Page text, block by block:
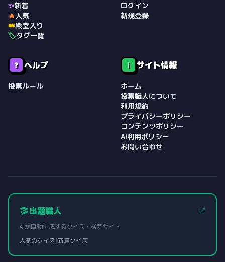
✨新着
🔥人気
👑殿堂入り
🏷️タグ一覧
ログイン
新規登録
❓ ヘルプ
投票ルール
ℹ️ サイト情報
ホーム
投票職人について
利用規約
プライバシーポリシー
コンテンツポリシー
AI利用ポリシー
お問い合わせ
出題職人
AIが自動生成するクイズ・検定サイト
人気のクイズ|新着クイズ